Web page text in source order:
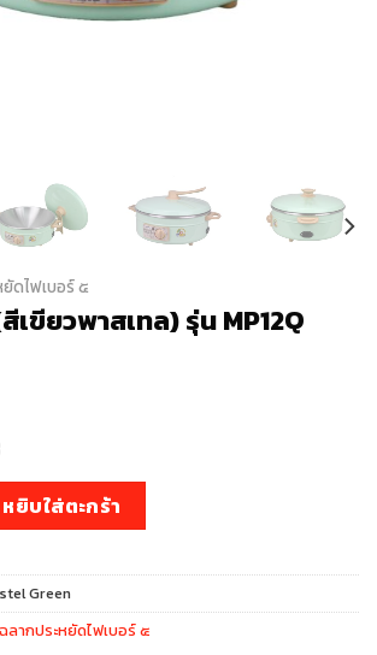
ดไฟเบอร์ ๕
เขียวพาสเทล) รุ่น MP12Q
price
is:
609฿.
เขียวพาสเทล) รุ่น MP12Q ชิ้น
หยิบใส่ตะกร้า
Green
ฉลากประหยัดไฟเบอร์ ๕